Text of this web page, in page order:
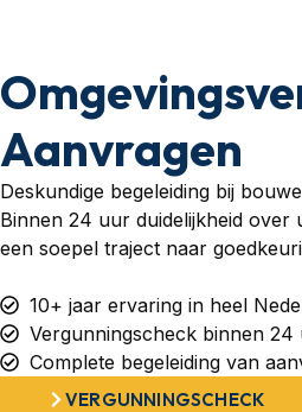
Aanvragen
Deskundige begeleiding bij
Binnen 24 uur duidelijkheid over
een soepel traject naar
10+ jaar ervaring in heel
Vergunningscheck binnen 24
Complete begeleiding van
VERGUNNINGSCHECK